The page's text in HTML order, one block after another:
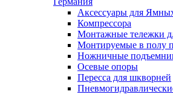
Аксессуары для
Компрессора
Монтажные тележки
Монтируемые в полу
Ножничные
Осевые опоры
Пересса для шкворней